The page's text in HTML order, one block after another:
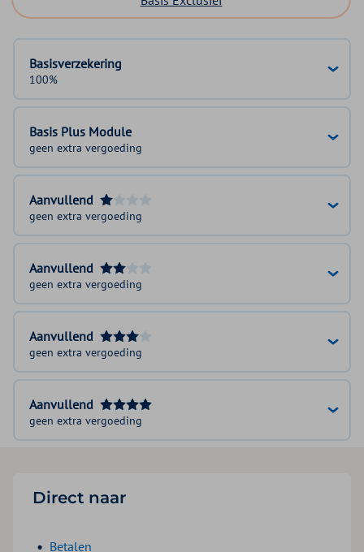
Basisverzekering
100%
Basis Plus Module
geen extra vergoeding
Aanvullend
geen extra vergoeding
Aanvullend
geen extra vergoeding
Aanvullend
geen extra vergoeding
Aanvullend
geen extra vergoeding
Direct naar
Betalen